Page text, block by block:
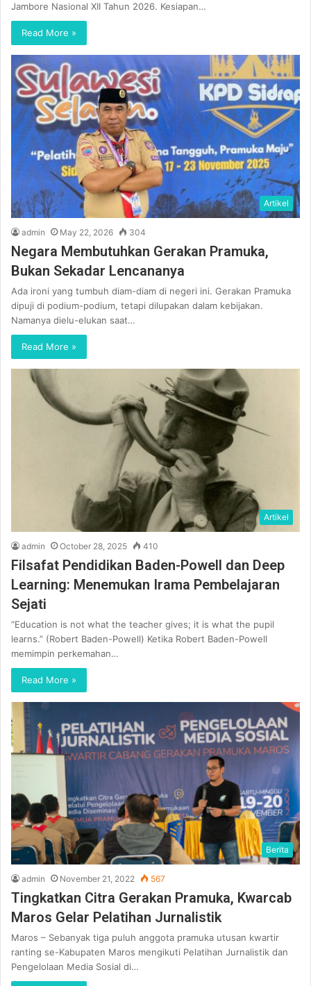
Jambore Nasional XII Tahun 2026. Kesiapan…
Read More »
Artikel
admin May 22, 2026 304
Negara Membutuhkan Gerakan Pramuka,
Bukan Sekadar Lencananya
Ada ironi yang tumbuh diam-diam di negeri ini. Gerakan Pramuka
dipuji di podium-podium, tetapi dilupakan dalam kebijakan.
Namanya dielu-elukan saat…
Read More »
Artikel
admin October 28, 2025 410
Filsafat Pendidikan Baden-Powell dan Deep
Learning: Menemukan Irama Pembelajaran
Sejati
“Education is not what the teacher gives; it is what the pupil
learns.” (Robert Baden-Powell) Ketika Robert Baden-Powell
memimpin perkemahan…
Read More »
Berita
admin November 21, 2022 567
Tingkatkan Citra Gerakan Pramuka, Kwarcab
Maros Gelar Pelatihan Jurnalistik
Maros – Sebanyak tiga puluh anggota pramuka utusan kwartir
ranting se-Kabupaten Maros mengikuti Pelatihan Jurnalistik dan
Pengelolaan Media Sosial di…